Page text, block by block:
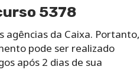
5378
agências da Caixa. Portanto,
pode ser realizado
após 2 dias de sua